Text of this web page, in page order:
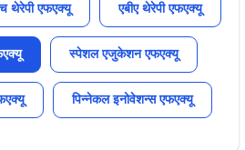
थेरेपी एफएक्यू एबीए थेरेपी एफएक्यू
स्पेशल एजुकेशन एफएक्यू
पिन्नेकल इनोवेशन्स एफएक्यू